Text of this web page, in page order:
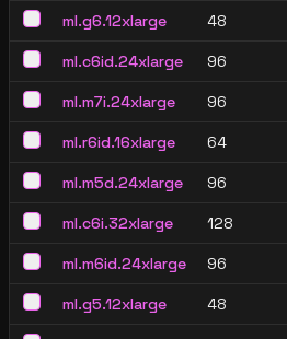
ml.g6.12xlarge 48
ml.c6id.24xlarge 96
ml.m7i.24xlarge 96
ml.r6id.16xlarge 64
ml.m5d.24xlarge 96
ml.c6i.32xlarge 128
ml.m6id.24xlarge 96
ml.g5.12xlarge 48